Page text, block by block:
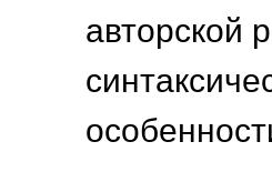
авторской